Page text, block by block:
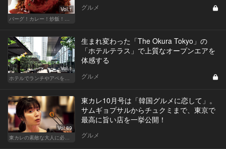
Vol.1
グルメ
Vol.1
生まれ変わった「The Okura Tokyo」の
「ホテルテラス」で上質なオープンエアを
体感する
グルメ
Vol.89
東カレ10月号は「韓国グルメに恋して」。
サムギョプサルからチュクミまで、東京で
最高に旨い店を一挙公開！
グルメ